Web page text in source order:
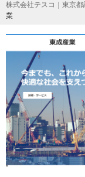
株式会社テスコ｜東京
業